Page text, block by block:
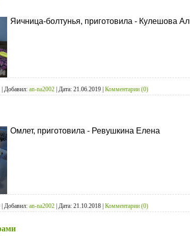
Яичница-болтунья, приготовила - Кулешова
| Добавил: an-na2002 | Дата: 21.06.2019 | Комментарии (0)
Омлет, приготовила - Ревушкина Елена
| Добавил: an-na2002 | Дата: 21.10.2018 | Комментарии (0)